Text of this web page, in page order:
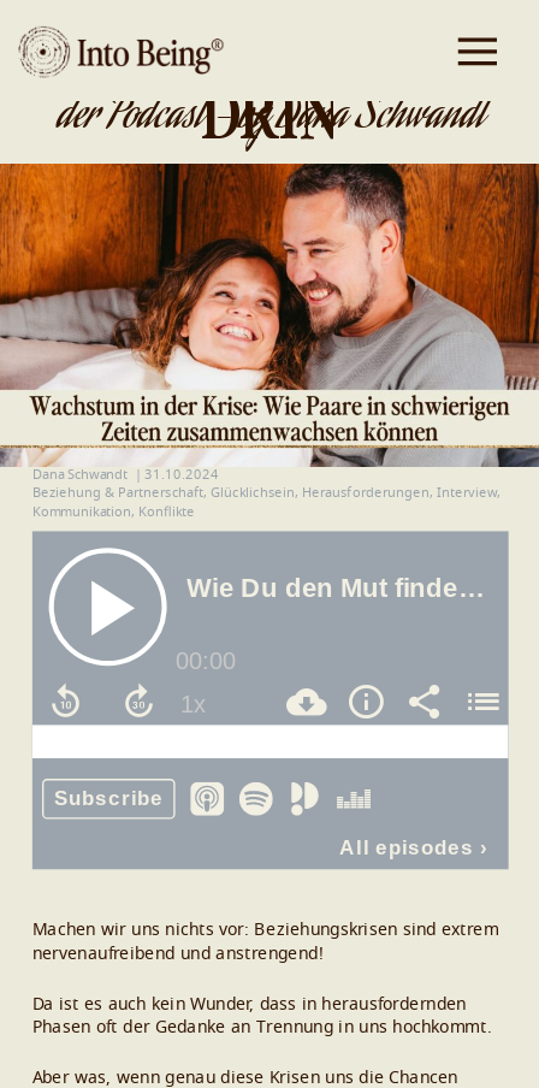
DA IST GOLD
DRIN
der Podcast - by Dana Schwandt
Dana Schwandt
31.10.2024
Beziehung & Partnerschaft, Glücklichsein, Herausforderungen, Interview,
Kommunikation, Konflikte
Machen wir uns nichts vor: Beziehungskrisen sind extrem
nervenaufreibend und anstrengend!
Da ist es auch kein Wunder, dass in herausfordernden
Phasen oft der Gedanke an Trennung in uns hochkommt.
Aber was, wenn genau diese Krisen uns die Chancen